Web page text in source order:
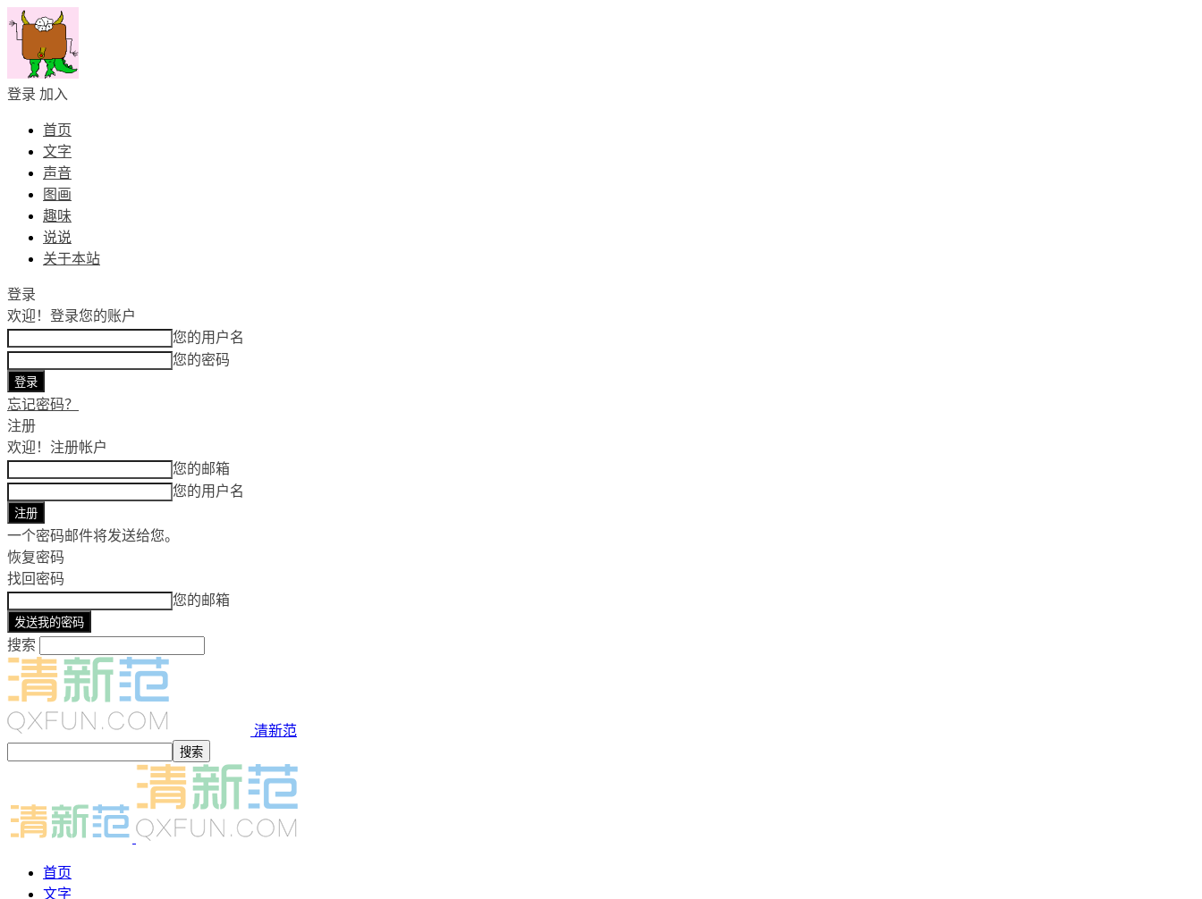
登录 加入
首页
文字
声音
图画
趣味
说说
关于本站
登录
欢迎！ 登录您的账户
您的用户名
您的密码
忘记密码？
注册
欢迎！ 注册帐户
您的邮箱
您的用户名
一个密码邮件将发送给您。
恢复密码
找回密码
您的邮箱
搜索
清新范
首页
文字